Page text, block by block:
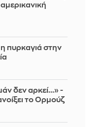
πυρκαγιά στην
δεν αρκεί...» -
το Ορμούζ